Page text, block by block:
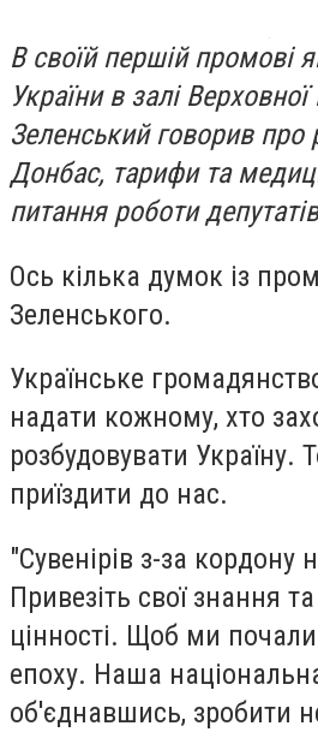
В своїй першій промові
України в залі
Зеленський говорив про
Донбас, тарифи та
питання роботи
Ось кілька думок із
Зеленського.
Українське
надати кожному, хто
розбудовувати Україну.
приїздити до нас.
"Сувенірів з-за кордону
Привезіть свої знання
цінності. Щоб ми
епоху. Наша
об'єднавшись, зробити